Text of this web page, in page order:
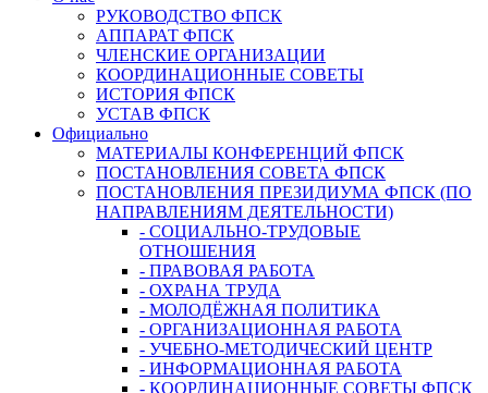
РУКОВОДСТВО ФПСК
АППАРАТ ФПСК
ЧЛЕНСКИЕ ОРГАНИЗАЦИИ
КООРДИНАЦИОННЫЕ СОВЕТЫ
ИСТОРИЯ ФПСК
УСТАВ ФПСК
Официально
МАТЕРИАЛЫ КОНФЕРЕНЦИЙ ФПСК
ПОСТАНОВЛЕНИЯ СОВЕТА ФПСК
ПОСТАНОВЛЕНИЯ ПРЕЗИДИУМА ФПСК (ПО
НАПРАВЛЕНИЯМ ДЕЯТЕЛЬНОСТИ)
- СОЦИАЛЬНО-ТРУДОВЫЕ
ОТНОШЕНИЯ
- ПРАВОВАЯ РАБОТА
- ОХРАНА ТРУДА
- МОЛОДЁЖНАЯ ПОЛИТИКА
- ОРГАНИЗАЦИОННАЯ РАБОТА
- УЧЕБНО-МЕТОДИЧЕСКИЙ ЦЕНТР
- ИНФОРМАЦИОННАЯ РАБОТА
- КООРДИНАЦИОННЫЕ СОВЕТЫ ФПСК